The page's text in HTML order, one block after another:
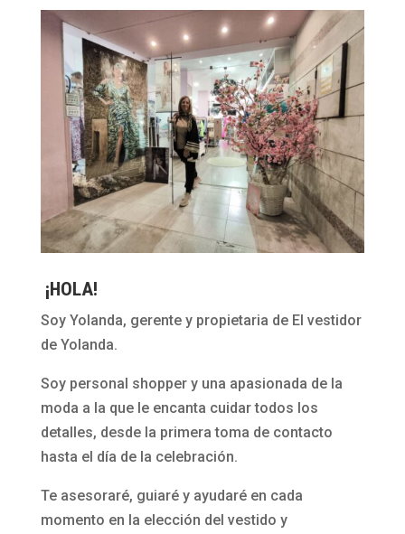
¡HOLA!
Soy Yolanda, gerente y propietaria de El vestidor
de Yolanda.
Soy personal shopper y una apasionada de la
moda a la que le encanta cuidar todos los
detalles, desde la primera toma de contacto
hasta el día de la celebración.
Te asesoraré, guiaré y ayudaré en cada
momento en la elección del vestido y